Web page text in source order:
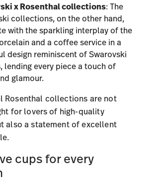
x Rosenthal collections: The
collections, on the other hand,
with the sparkling interplay of the
and a coffee service in a
design reminiscent of Swarovski
lending every piece a touch of
glamour.
Rosenthal collections are not
for lovers of high-quality
also a statement of excellent
cups for every